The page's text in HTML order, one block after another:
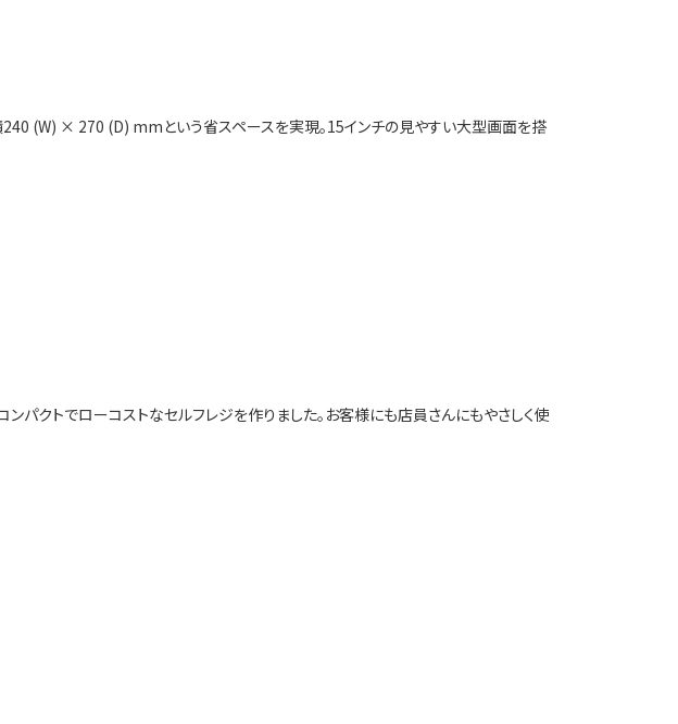
240 (W) × 270 (D) mmという省スペースを実現。15インチの見やすい大型画面を搭
パクトでローコストなセルフレジを作りました。お客様にも店員さんにもやさしく使